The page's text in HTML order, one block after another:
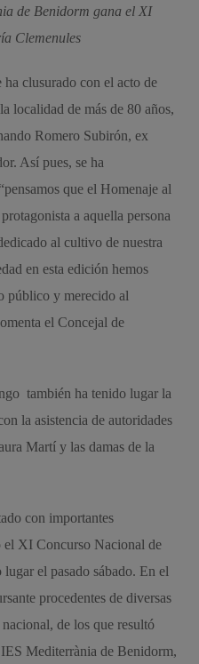
de Benidorm gana el XI
Clemenules
ha clusurado con el acto de
localidad de más de 80 años,
Romero Subirón, ex
Así pues, se ha
que el Homenaje al
a aquella persona
al cultivo de nuestra
en esta edición hemos
público y merecido al
el Concejal de
también ha tenido lugar la
la asistencia de autoridades
Martí y las damas de la
con importantes
el XI Concurso Nacional de
el pasado sábado. En el
procedentes de diversas
de los que resultó
Mediterrània de Benidorm,